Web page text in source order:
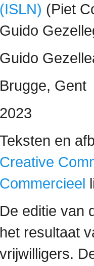
(ISLN) (Piet
Guido
Guido
Brugge, Gent
2023
Teksten en
Creative
Commercieel
De editie van
het resultaat
vrijwilligers.